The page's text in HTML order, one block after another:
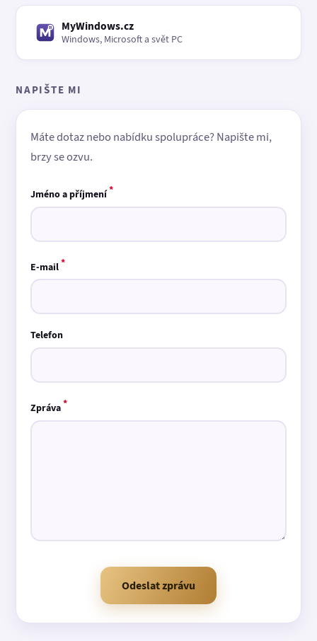
MyWindows.cz
Windows, Microsoft a svět PC
NAPIŠTE MI
Máte dotaz nebo nabídku spolupráce? Napište mi,
brzy se ozvu.
Jméno a příjmení*
E-mail*
Telefon
Zpráva*
Odeslat zprávu